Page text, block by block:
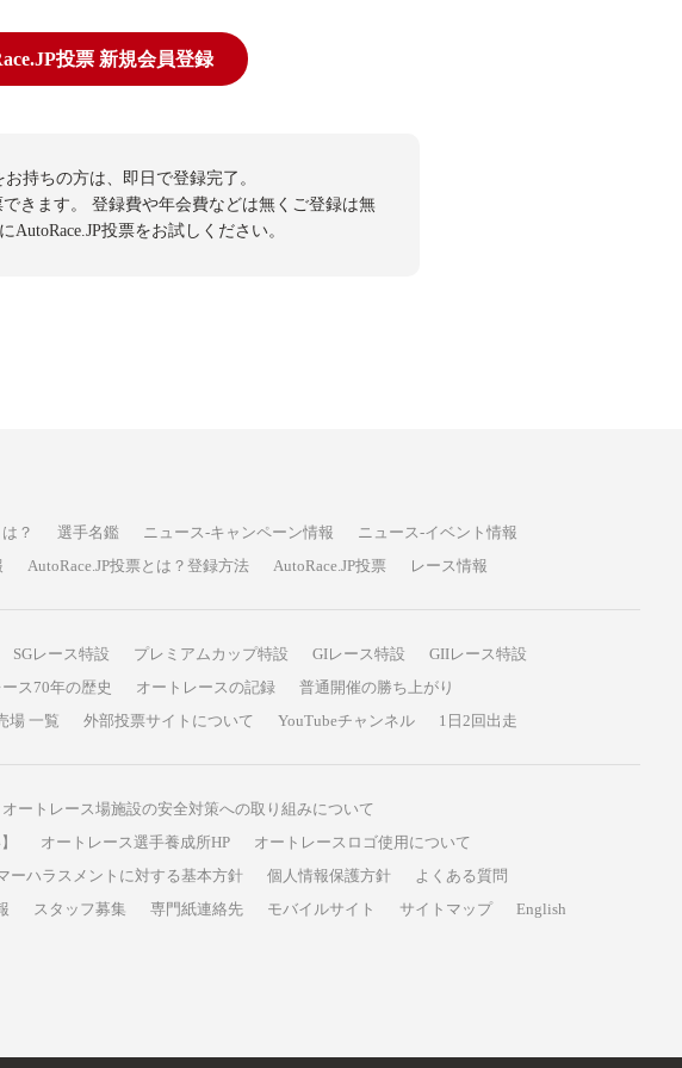
投票 新規会員登録
持ちの方は、即日で登録完了。
きます。
登録費や年会費などは無くご登録は無
AutoRace.JP投票をお試しください。
？ 選手名鑑 ニュース-キャンペーン情報
ニュース-イベント情報
AutoRace.JP投票とは？登録方法 AutoRace.JP投票 レース情報
SGレース特設 プレミアムカップ特設 GIレース特設
GIIレース特設
ス70年の歴史 オートレースの記録
普通開催の勝ち上がり
場 一覧 外部投票サイトについて YouTubeチャンネル 1日2回出走
オートレース場施設の安全対策への取り組みについて
オートレース選手養成所HP
オートレースロゴ使用について
ーハラスメントに対する基本方針 個人情報保護方針
よくある質問
スタッフ募集 専門紙連絡先 モバイルサイト サイトマップ English